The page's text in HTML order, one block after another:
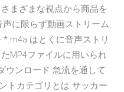
まざまな視点から商品を
に限らず動画ストリーム
はとくに音声ストリ
MP4ファイルに用いられ
ウンロード 急流を通して
トカテゴリとは サッカー